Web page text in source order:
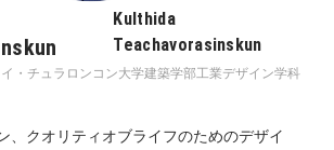
Kulthida
Teachavorasinskun
・チュラロンコン大学建築学部工業デザイン学科
、クオリティオブライフのためのデザイ